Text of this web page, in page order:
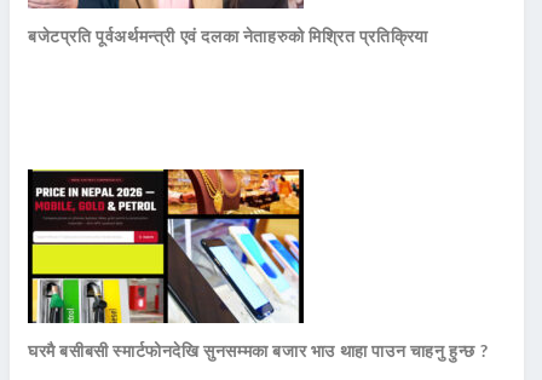
बजेटप्रति पूर्वअर्थमन्त्री एवं दलका नेताहरुको मिश्रित प्रतिक्रिया
घरमै बसीबसी स्मार्टफोनदेखि सुनसम्मका बजार भाउ थाहा पाउन चाहनु हुन्छ ?